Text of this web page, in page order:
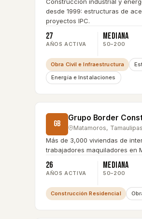
desde 1999: estructuras de
proyectos IPC.
27
AÑOS ACTIVA
Mediana
50–200
Obra Civil e Infraestructura
Energía e Instalaciones
GB
Grupo Border
Matamoros, Tamaulipas
Más de 3,000 viviendas de
trabajadores maquiladores en
26
AÑOS ACTIVA
Mediana
50–200
Construcción Residencial